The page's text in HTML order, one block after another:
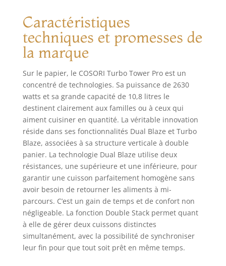
automatique de la
température, cette
friteuse offre 7
air (convection),
cuisson au four,
rôtissage, grillade,
réchauffage,
déshydratation et
levée de pâte —
pour une maîtrise
parfaite adaptée à
Surfaces revêtues
de céramique (en
céramique) 100%
en contact avec les
aliments :
garantissent une
expérience de
cuisson de qualité,
Caractéristiques
techniques et promesses de
la marque
Sur le papier, le COSORI Turbo Tower Pro est un
concentré de technologies. Sa puissance de 2630
watts et sa grande capacité de 10,8 litres le
destinent clairement aux familles ou à ceux qui
aiment cuisiner en quantité. La véritable innovation
réside dans ses fonctionnalités Dual Blaze et Turbo
Blaze, associées à sa structure verticale à double
panier. La technologie Dual Blaze utilise deux
résistances, une supérieure et une inférieure, pour
garantir une cuisson parfaitement homogène sans
avoir besoin de retourner les aliments à mi-
parcours. C’est un gain de temps et de confort non
négligeable. La fonction Double Stack permet quant
à elle de gérer deux cuissons distinctes
simultanément, avec la possibilité de synchroniser
leur fin pour que tout soit prêt en même temps.